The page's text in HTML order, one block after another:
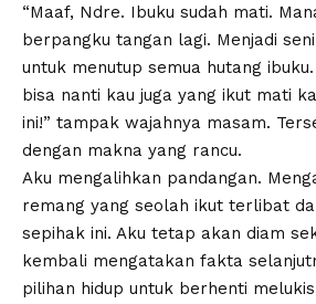
“Maaf, Ndre. Ibuku sudah mati.
berpangku tangan lagi. Menjadi
untuk menutup semua hutang
bisa nanti kau juga yang ikut mati
ini!” tampak wajahnya masam.
dengan makna yang rancu.
Aku mengalihkan pandangan.
remang yang seolah ikut terlibat
sepihak ini. Aku tetap akan diam
kembali mengatakan fakta
pilihan hidup untuk berhenti